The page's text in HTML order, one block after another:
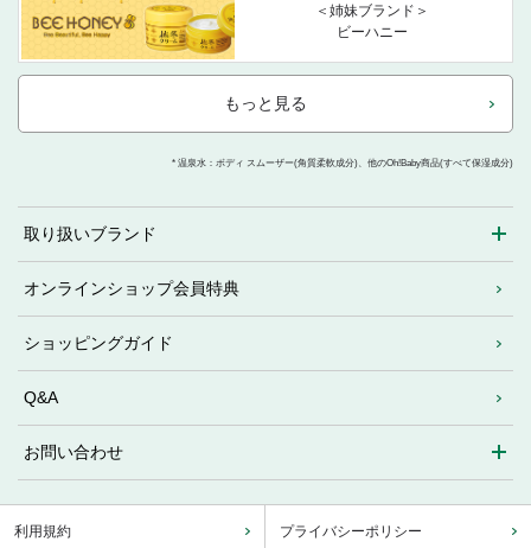
＜姉妹ブランド＞
ビーハニー
もっと見る
* 温泉水：ボディ スムーザー(角質柔軟成分)、他のOh!Baby商品(すべて保湿成分)
取り扱いブランド
オンラインショップ会員特典
ショッピングガイド
Q&A
お問い合わせ
利用規約 プライバシーポリシー